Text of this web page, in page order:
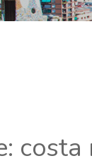
costa